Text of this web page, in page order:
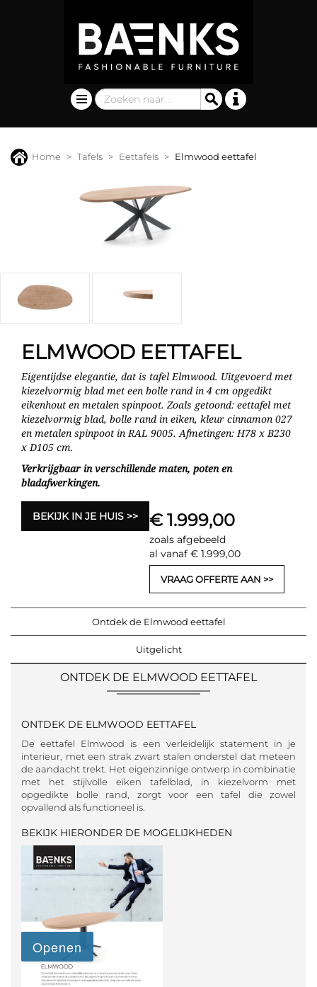
Home Tafels Eettafels Elmwood eettafel
ELMWOOD EETTAFEL
Eigentijdse elegantie, dat is tafel Elmwood. Uitgevoerd met
kiezelvormig blad met een bolle rand in 4 cm opgedikt
eikenhout en metalen spinpoot. Zoals getoond: eettafel met
kiezelvormig blad, bolle rand in eiken, kleur cinnamon 027
en metalen spinpoot in RAL 9005. Afmetingen: H78 x B230
x D105 cm.
Verkrijgbaar in verschillende maten, poten en
bladafwerkingen.
BEKIJK IN JE HUIS € 1.999,00
zoals afgebeeld
al vanaf € 1.999,00
VRAAG OFFERTE AAN
Ontdek de Elmwood eettafel
Uitgelicht
ONTDEK DE ELMWOOD EETTAFEL
ONTDEK DE ELMWOOD EETTAFEL
De eettafel Elmwood is een verleidelijk statement in je
interieur, met een strak zwart stalen onderstel dat meteen
de aandacht trekt. Het eigenzinnige ontwerp in combinatie
met het stijlvolle eiken tafelblad, in kiezelvorm met
opgedikte bolle rand, zorgt voor een tafel die zowel
opvallend als functioneel is.
BEKIJK HIERONDER DE MOGELIJKHEDEN